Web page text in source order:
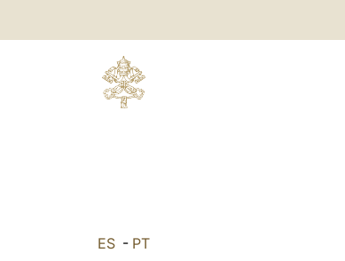
ES- PT